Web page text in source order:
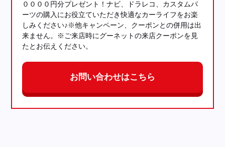
００００円分プレゼント！ナビ、ドラレコ、カスタムパ
ーツの購入にお役立ていただき快適なカーライフをお楽
しみください♪※他キャンペーン、クーポンとの併用は出
来ません。※ご来店時にグーネットの来店クーポンを見
たとお伝えください。
お問い合わせはこちら